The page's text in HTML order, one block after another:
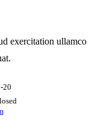
exercitation ullamco
20